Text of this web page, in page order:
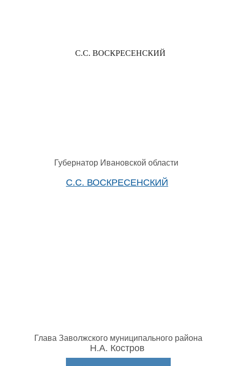
С.С. ВОСКРЕСЕНСКИЙ
Губернатор Ивановской области
С.С. ВОСКРЕСЕНСКИЙ
Глава Заволжского муниципального района
Н.А. Костров